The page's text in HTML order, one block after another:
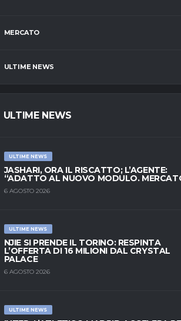
MERCATO
ULTIME NEWS
ULTIME NEWS
ULTIME NEWS
JASHARI, ORA IL RISCATTO; L’AGENTE:
“ADATTO AL NUOVO MODULO.
6 AGOSTO 2026
ULTIME NEWS
NJIE SI PRENDE IL TORINO: RESPINTA
L’OFFERTA DI 16 MILIONI DAL CRYSTAL
PALACE
6 AGOSTO 2026
ULTIME NEWS